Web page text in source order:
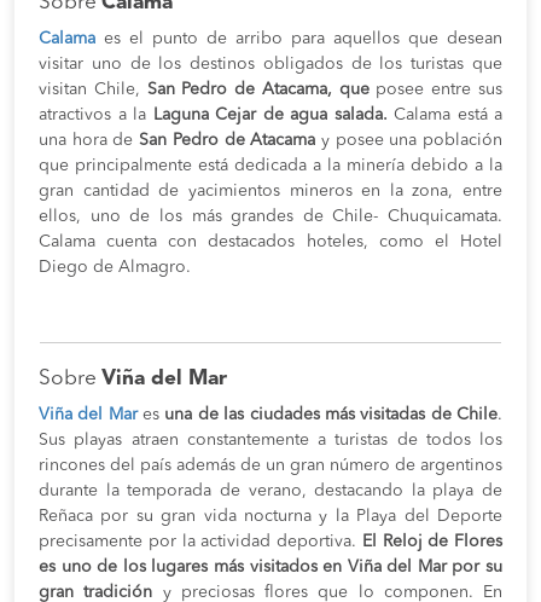
Calama es el punto de arribo para aquellos que desean
visitar uno de los destinos obligados de los turistas que
visitan Chile, San Pedro de Atacama, que posee entre sus
atractivos a la Laguna Cejar de agua salada. Calama está a
una hora deSan Pedro de Atacama y posee una población
que principalmente está dedicada a la minería debido a la
gran cantidad de yacimientos mineros en la zona, entre
ellos, uno de los más grandes de Chile- Chuquicamata.
Calama cuenta con destacados hoteles, como el Hotel
Diego de Almagro.
Sobre Viña del Mar
Viña del Mar es una de las ciudades más visitadas de Chile.
Sus playas atraen constantemente a turistas de todos los
rincones del país además de un gran número de argentinos
durante la temporada de verano, destacando la playa de
Reñaca por su gran vida nocturna y la Playa del Deporte
precisamente por la actividad deportiva.
El Reloj de Flores
es uno de los lugares más visitados en Viña del Mar por su
gran tradición y preciosas flores que lo componen. En